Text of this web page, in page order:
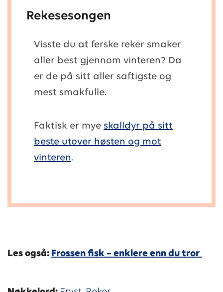
Rekesesongen
Visste du at ferske reker smaker
aller best gjennom vinteren? Da
er de på sitt aller saftigste og
mest smakfulle.
Faktisk er mye skalldyr på sitt
beste utover høsten og mot
vinteren.
Les også: Frossen fisk – enklere enn du tror